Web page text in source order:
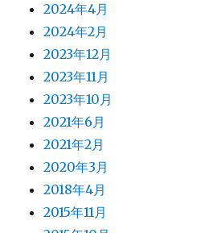
2024年4月
2024年2月
2023年12月
2023年11月
2023年10月
2021年6月
2021年2月
2020年3月
2018年4月
2015年11月